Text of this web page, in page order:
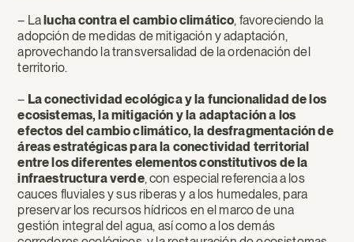
– Lalucha contra el cambio climático, favoreciendo la
adopción de medidas de mitigación y adaptación,
aprovechando la transversalidad de la ordenación del
territorio.
– La conectividad ecológica y la funcionalidad de los
ecosistemas, la mitigación y la adaptación a los
efectos del cambio climático, la desfragmentación de
áreas estratégicas para la conectividad territorial
entre los diferentes elementos constitutivos de la
infraestructura verde, con especial referencia a los
cauces fluviales y sus riberas y a los humedales, para
preservar los recursos hídricos en el marco de una
gestión integral del agua, así como a los demás